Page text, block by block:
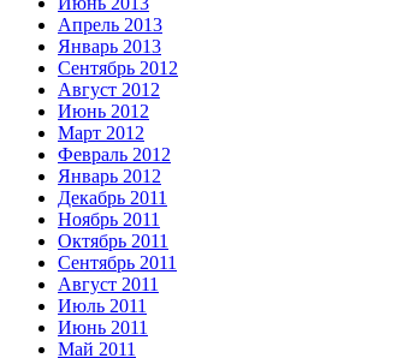
Апрель 2013
Январь 2013
Сентябрь 2012
Август 2012
Июнь 2012
Март 2012
Февраль 2012
Январь 2012
Декабрь 2011
Ноябрь 2011
Октябрь 2011
Сентябрь 2011
Август 2011
Июль 2011
Июнь 2011
Май 2011